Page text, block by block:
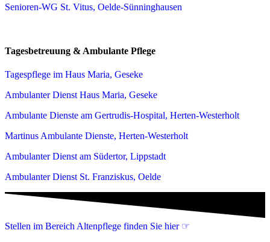
Senioren-WG St. Vitus, Oelde-Sünninghausen
Tagesbetreuung & Ambulante Pflege
Tagespflege im Haus Maria, Geseke
Ambulanter Dienst Haus Maria, Geseke
Ambulante Dienste am Gertrudis-Hospital, Herten-Westerholt
Martinus Ambulante Dienste, Herten-Westerholt
Ambulanter Dienst am Südertor, Lippstadt
Ambulanter Dienst St. Franziskus, Oelde
Stellen im Bereich Altenpflege finden Sie hier ☞